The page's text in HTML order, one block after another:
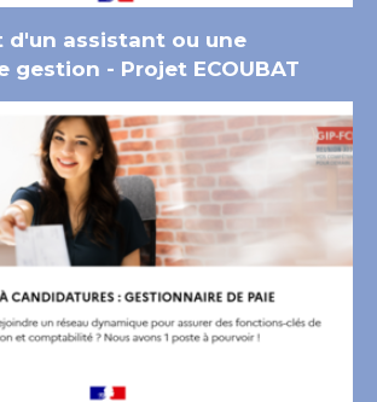
d'un assistant ou une
gestion - Projet ECOUBAT